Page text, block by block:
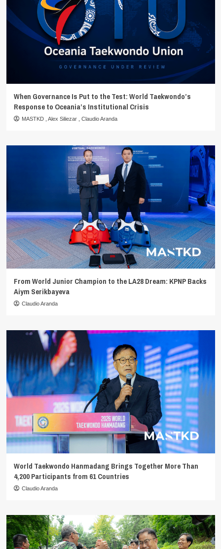
When Governance Is Put to the Test: World Taekwondo’s
Response to Oceania’s Institutional Crisis
MASTKD Alex Siliezar Claudio Aranda
From World Junior Champion to the LA28 Dream: KPNP Backs
Aiym Serikbayeva
Claudio Aranda
World Taekwondo Hanmadang Brings Together More Than
4,200 Participants from 61 Countries
Claudio Aranda